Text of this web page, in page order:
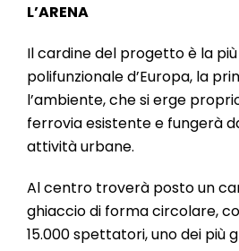
L’ARENA
Il cardine del progetto è la
polifunzionale d’Europa, la
l’ambiente, che si erge
ferrovia esistente e fungerà
attività urbane.
Al centro troverà posto un
ghiaccio di forma circolare,
15.000 spettatori, uno dei più